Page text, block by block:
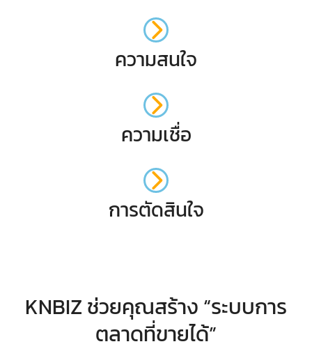
ความสนใจ
ความเชื่อ
การตัดสินใจ
KNBIZ ช่วยคุณสร้าง “ระบบการ
ตลาดที่ขายได้”